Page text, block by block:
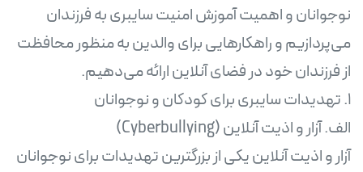
نوجوانان و اهمیت آموزش امنیت سایبری به فرزندان
می‌پردازیم و راهکارهایی برای والدین به منظور محافظت
آزار و اذیت آنلاین یکی از بزرگترین تهدیدات برای نوجوانان